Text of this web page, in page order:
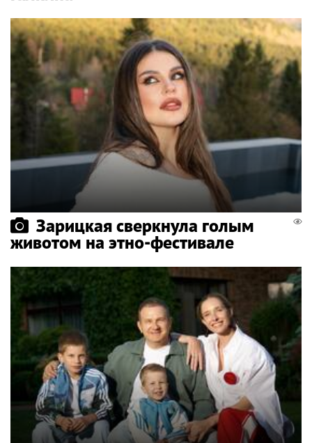
Зарицкая сверкнула голым
животом на этно-фестивале